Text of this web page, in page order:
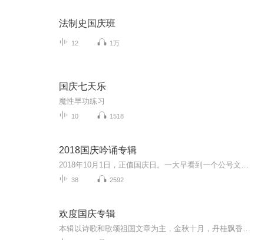
法制史国庆班
12 1万
国庆七天乐
魔性早功练习
10 1518
2018国庆吟诵专辑
38 2592
欢度国庆专辑